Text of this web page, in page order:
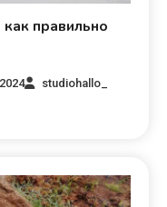
правильно
studiohallo_